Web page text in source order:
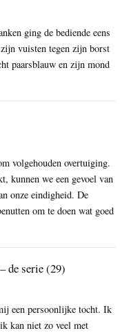
ging de bediende eens
vuisten tegen zijn borst
paarsblauw en zijn mond
volgehouden overtuiging.
kunnen we een gevoel van
onze eindigheid. De
om te doen wat goed
de serie (29)
een persoonlijke tocht. Ik
kan niet zo veel met